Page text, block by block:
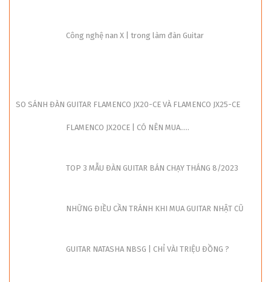
Công nghệ nan X | trong làm đàn Guitar
SO SÁNH ĐÀN GUITAR FLAMENCO JX20-CE VÀ FLAMENCO JX25-CE
FLAMENCO JX20CE | CÓ NÊN MUA.....
TOP 3 MẪU ĐÀN GUITAR BÁN CHẠY THÁNG 8/2023
NHỮNG ĐIỀU CẦN TRÁNH KHI MUA GUITAR NHẬT CŨ
GUITAR NATASHA NBSG | CHỈ VÀI TRIỆU ĐỒNG ?